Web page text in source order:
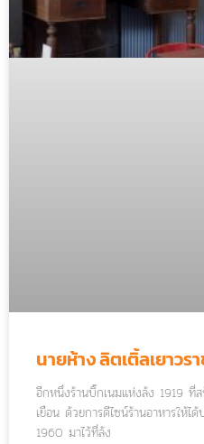
นายห้าง ลิตเติ้ลเยาวร
อีกหนึ่งร้านบิ๊กเนมแห่งล้ง 1919 ที่
เยือน ด้วยการดีไซน์ร้านอาหารให้ไ
1960 มาไว้ที่ล้ง